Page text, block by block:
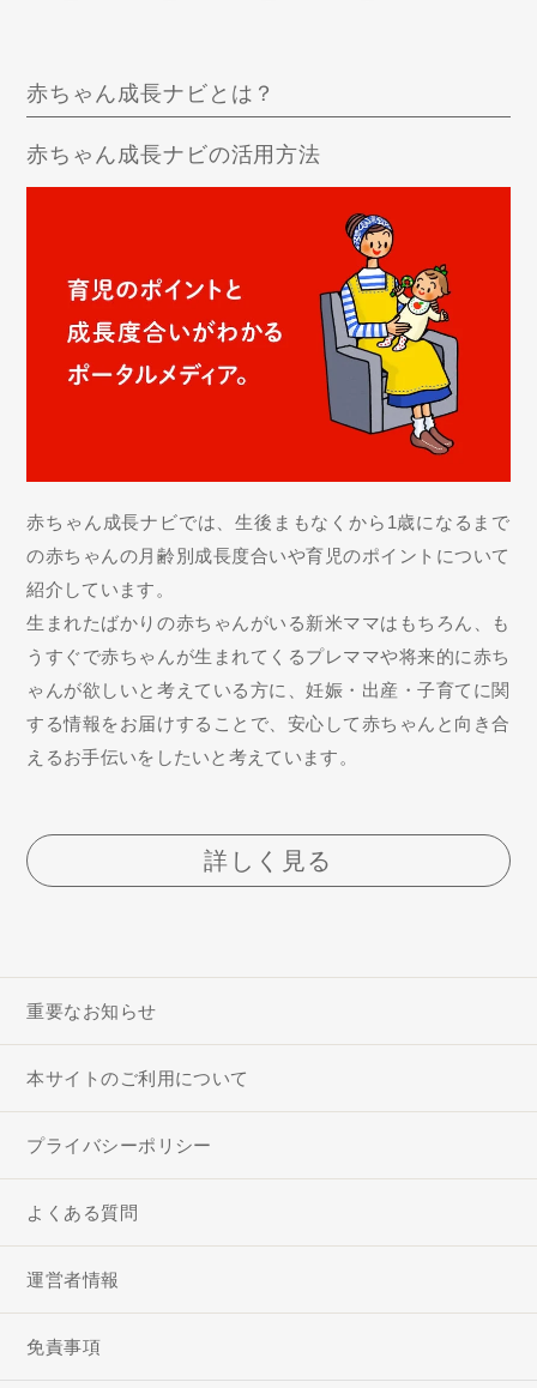
赤ちゃん成長ナビとは？
赤ちゃん成長ナビの活用方法
赤ちゃん成長ナビでは、生後まもなくから1歳になるまで
の赤ちゃんの月齢別成長度合いや育児のポイントについて
紹介しています。
生まれたばかりの赤ちゃんがいる新米ママはもちろん、も
うすぐで赤ちゃんが生まれてくるプレママや将来的に赤ち
ゃんが欲しいと考えている方に、妊娠・出産・子育てに関
する情報をお届けすることで、安心して赤ちゃんと向き合
えるお手伝いをしたいと考えています。
詳しく見る
重要なお知らせ
本サイトのご利用について
プライバシーポリシー
よくある質問
運営者情報
免責事項